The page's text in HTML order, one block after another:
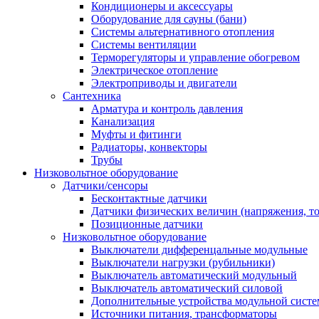
Кондиционеры и аксессуары
Оборудование для сауны (бани)
Системы альтернативного отопления
Системы вентиляции
Терморегуляторы и управление обогревом
Электрическое отопление
Электроприводы и двигатели
Сантехника
Арматура и контроль давления
Канализация
Муфты и фитинги
Радиаторы, конвекторы
Трубы
Низковольтное оборудование
Датчики/сенсоры
Бесконтактные датчики
Датчики физических величин (напряжения,
Позиционные датчики
Низковольтное оборудование
Выключатели дифференцальные модульные
Выключатели нагрузки (рубильники)
Выключатель автоматический модульный
Выключатель автоматический силовой
Дополнительные устройства модульной
Источники питания, трансформаторы